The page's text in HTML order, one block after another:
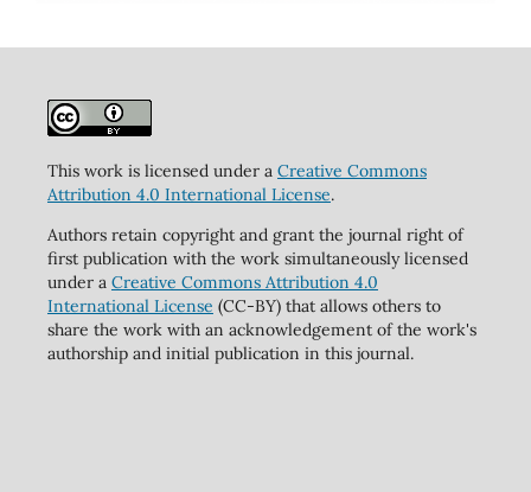
This work is licensed under a Creative Commons
Attribution 4.0 International License.
Authors retain copyright and grant the journal right of
first publication with the work simultaneously licensed
under a Creative Commons Attribution 4.0
International License (CC-BY) that allows others to
share the work with an acknowledgement of the work's
authorship and initial publication in this journal.